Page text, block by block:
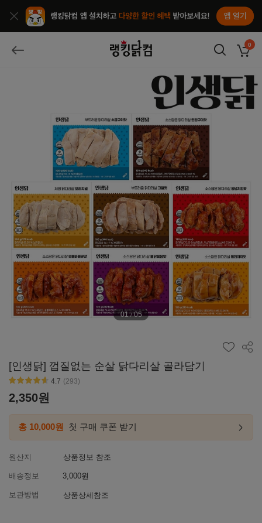
앱열기
종료
뒤로가기 랭킹닭컴 장바구
0
01/05
공유
[인생닭] 껍질없는 순살 닭다리살 골라담기
4.7 (293)
2,350원
총 10,000원 첫 구매 쿠폰 받기
첫구매
링크
원산지
상품정보 참조
배송정보 3,000원
보관방법 상품상세참조